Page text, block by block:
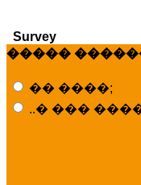
Survey
�����
�� ����;
..� ���